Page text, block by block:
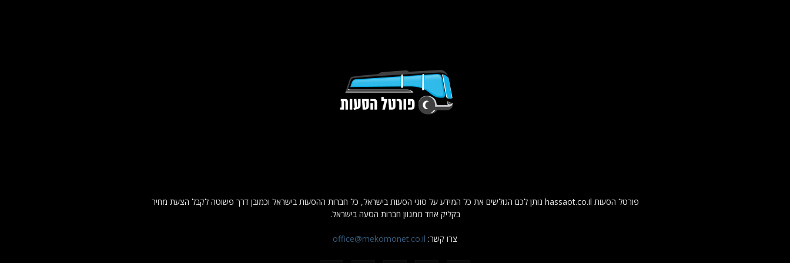
פורטל הסעות hassaot.co.il נותן לכם הגולשים את כל המידע על סוגי הסעות בישראל, כל חברות ההסעות בישראל וכמובן דרך פשוטה לקבל הצעת מחיר
בקליק אחד ממגוון חברות הסעה בישראל.
צרו קשר: office@mekomonet.co.il